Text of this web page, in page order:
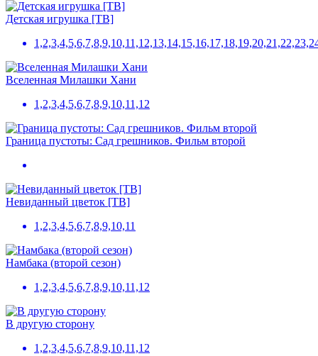
Детская игрушка [ТВ]
Вселенная Милашки Хани
1,2,3,4,5,6,7,8,9,10,11,12
Граница пустоты: Сад грешников. Фильм второй
Невиданный цветок [ТВ]
1,2,3,4,5,6,7,8,9,10,11
Намбака (второй сезон)
1,2,3,4,5,6,7,8,9,10,11,12
В другую сторону
1,2,3,4,5,6,7,8,9,10,11,12